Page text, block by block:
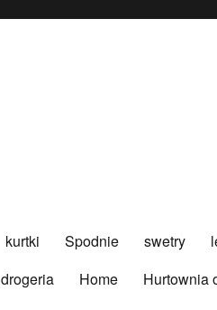
kurtki Spodnie swetry
drogeria Home
Hurtownia